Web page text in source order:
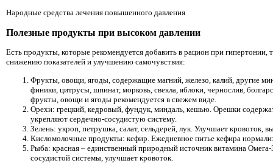
Народные средства лечения повышенного давления
Полезные продукты при высоком давлении
Есть продукты, которые рекомендуется добавить в рацион при гипертонии,
снижению показателей и улучшению самочувствия:
Фрукты, овощи, ягоды, содержащие магний, железо, калий, другие
финики, цитрусы, шпинат, морковь, свекла, яблоки, чернослив,
фрукты, овощи и ягоды рекомендуется в свежем виде.
Орехи: грецкий, кедровый, фундук, миндаль, кешью. Орешки
укрепляют сердечно-сосудистую систему.
Зелень: укроп, петрушка, салат, сельдерей, лук. Улучшает кровоток,
Кисломолочные продукты: кефир. Ежедневное питье кефира
Рыба: красная – единственный природный источник витамина
сосудистой системы, улучшает кровоток.